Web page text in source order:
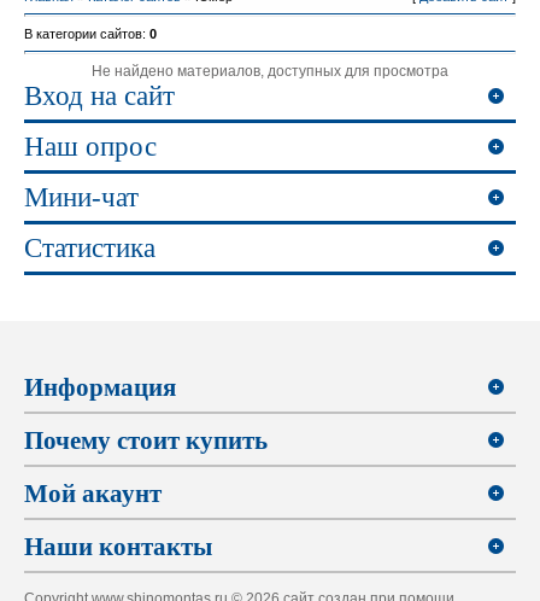
В категории сайтов: 0
Не найдено материалов, доступных для просмотра
Вход на сайт
Наш опрос
Мини-чат
Статистика
Информация
Почему стоит купить
Мой акаунт
Наши контакты